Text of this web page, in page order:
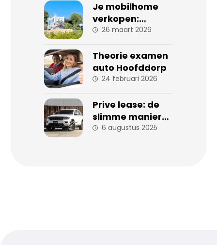
Je mobilhome
verkopen:
stappen en tips
succesvolle
verkoop
26 maart 2026
Theorie examen
auto Hoofddorp
24 februari 2026
Prive lease: de
slimme manier
om zorgeloos
6 augustus 2025